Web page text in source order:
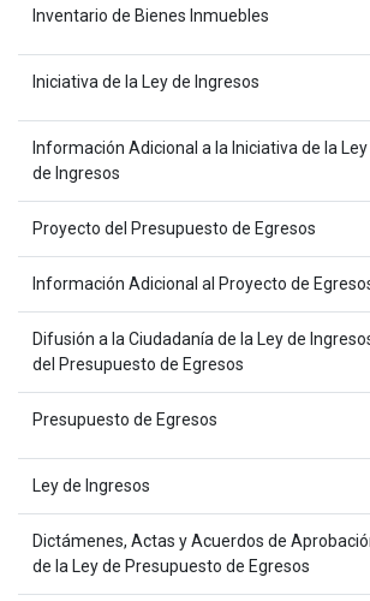
Inventario de Bienes Inmuebles
Iniciativa de la Ley de Ingresos
Información Adicional a la Iniciativa de la Ley
de Ingresos
Proyecto del Presupuesto de Egresos
Información Adicional al Proyecto de
Difusión a la Ciudadanía de la Ley de
del Presupuesto de Egresos
Presupuesto de Egresos
Ley de Ingresos
Dictámenes, Actas y Acuerdos de
de la Ley de Presupuesto de Egresos